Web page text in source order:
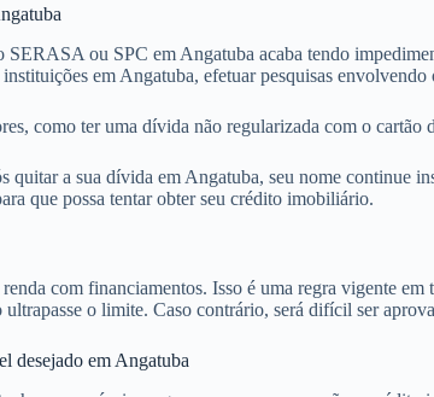
ou SPC em Angatuba acaba tendo
em Angatuba, efetuar pesquisas envolvendo
como ter uma dívida não regularizada com o
quitar a sua dívida em Angatuba, seu nome
que possa tentar obter seu crédito imobiliário.
com financiamentos. Isso é uma regra vigente
o limite. Caso contrário, será difícil ser
desejado em Angatuba